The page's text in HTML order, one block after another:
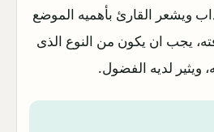
ويشعر القارئ بأهميه الموضع
يجب ان يكون من النوع الذى
ويثير لديه الفضول.